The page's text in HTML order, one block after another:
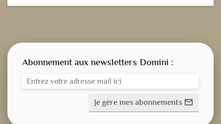
Abonnement aux newsletters Domini :
Je gère mes abonnements mail_outline